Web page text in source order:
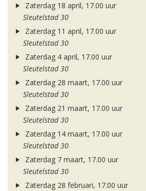
Zaterdag 18 april, 17.00 uur
Sleutelstad 30
Zaterdag 11 april, 17.00 uur
Sleutelstad 30
Zaterdag 4 april, 17.00 uur
Sleutelstad 30
Zaterdag 28 maart, 17.00 uur
Sleutelstad 30
Zaterdag 21 maart, 17.00 uur
Sleutelstad 30
Zaterdag 14 maart, 17.00 uur
Sleutelstad 30
Zaterdag 7 maart, 17.00 uur
Sleutelstad 30
Zaterdag 28 februari, 17.00 uur